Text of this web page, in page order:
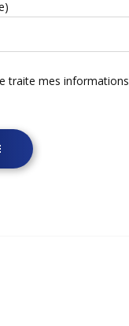
traite mes informations